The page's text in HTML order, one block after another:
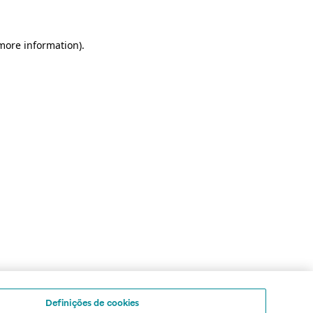
information).
Definições de cookies